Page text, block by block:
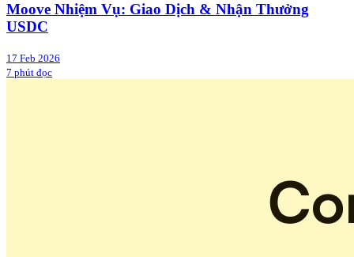
Moove Nhiệm Vụ: Giao Dịch & Nhận Thưởng
USDC
17 Feb 2026
7 phút đọc